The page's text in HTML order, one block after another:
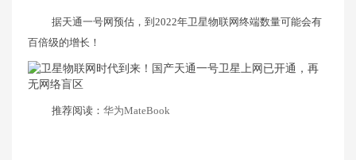
据天通一号网预估，到2022年卫星物联网终端数量可能会有
百倍级的增长！
推荐阅读： 华为MateBook